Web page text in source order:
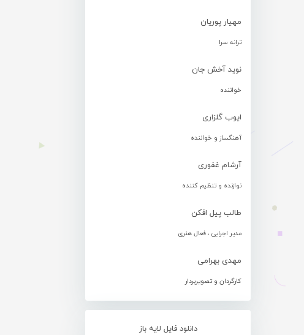
مهیار پوریان
ترانه سرا
نوید آخش جان
خواننده
ایوب گلزاری
آهنگساز و خواننده
آرشام غفوری
نوازنده و تنظیم کننده
طالب پیل افکن
مدیر اجرایی ، فعال هنری
مهدی بهرامی
کارگردان و تصویربردار
دانلود فایل لایه باز